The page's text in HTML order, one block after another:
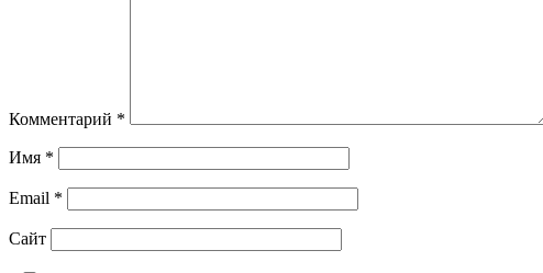
Комментарий *
Имя *
Email *
Сайт